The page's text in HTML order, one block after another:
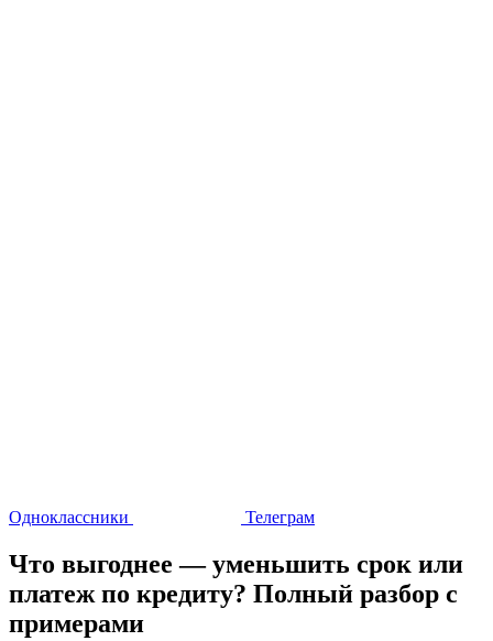
Одноклассники Телеграм
Что выгоднее — уменьшить срок или
платеж по кредиту? Полный разбор с
примерами